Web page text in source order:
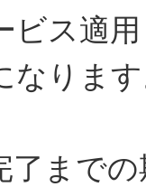
ビス適
なりま
まで